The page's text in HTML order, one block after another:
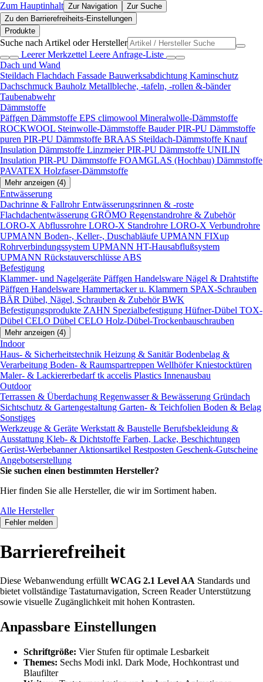
Zum Hauptinhalt Zur Navigation
Zur Suche
Zu den Barrierefreiheits-Einstellungen
Produkte
Suche nach Artikel oder Hersteller
Leerer Merkzettel Leere Anfrage-Liste
Dach und Wand
Steildach Flachdach Fassade Bauwerksabdichtung Kaminschutz
Dachschmuck Bauholz Metallbleche, -tafeln, -rollen &-bänder
Taubenabwehr
Dämmstoffe
Päffgen Dämmstoffe EPS climowool Mineralwolle-Dämmstoffe
ROCKWOOL Steinwolle-Dämmstoffe Bauder PIR-PU Dämmstoffe
puren PIR-PU Dämmstoffe BRAAS Steildach-Dämmstoffe Knauf
Insulation Dämmstoffe Linzmeier PIR-PU Dämmstoffe UNILIN
Insulation PIR-PU Dämmstoffe FOAMGLAS (Hochbau) Dämmstoffe
PAVATEX Holzfaser-Dämmstoffe
Mehr anzeigen (4)
Entwässerung
Dachrinne & FallrohrEntwässerungsrinnen & -roste
Flachdachentwässerung GRÖMO Regenstandrohre & Zubehör
LORO-X Abflussrohre LORO-X Standrohre LORO-X Verbundrohre
UPMANN Boden-, Keller-, Duschabläufe UPMANN FIXup
Rohrverbindungssystem UPMANN HT-Hausabflußsystem
UPMANN Rückstauverschlüsse ABS
Befestigung
Klammer- und Nagelgeräte Päffgen Handelsware Nägel & Drahtstifte
Päffgen Handelsware Hammertacker u. Klammern SPAX-Schrauben
BÄR Dübel, Nägel, Schrauben & ZubehörBWK
Befestigungsprodukte ZAHN Spezialbefestigung Hüfner-Dübel TOX-
Dübel CELO Dübel CELO Holz-Dübel-Trockenbauschrauben
Mehr anzeigen (4)
Indoor
Haus- & Sicherheitstechnik Heizung & SanitärBodenbelag &
Verarbeitung Boden- & Raumspartreppen Wellhöfer Kniestocktüren
Maler- & Lackiererbedarftk accelis Plastics Innenausbau
Outdoor
Terrassen & Überdachung Regenwasser & Bewässerung Gründach
Sichtschutz & Gartengestaltung Garten- & Teichfolien Boden & Belag
Sonstiges
Werkzeuge & Geräte Werkstatt & Baustelle Berufsbekleidung &
Ausstattung Kleb- & Dichtstoffe Farben, Lacke, Beschichtungen
Gerüst-WerbebannerAktionsartikel Restposten Geschenk-Gutscheine
Angebotserstellung
Sie suchen einen bestimmten Hersteller?
Hier finden Sie alle Hersteller, die wir im Sortiment haben.
Alle Hersteller
Fehler melden
Barrierefreiheit
Diese Webanwendung erfüllt WCAG 2.1 Level AA Standards und
bietet vollständige Tastaturnavigation, Screen Reader Unterstützung
sowie visuelle Zugänglichkeit mit hohen Kontrasten.
Anpassbare Einstellungen
Schriftgröße: Vier Stufen für optimale Lesbarkeit
Themes: Sechs Modi inkl. Dark Mode, Hochkontrast und
Blaufilter